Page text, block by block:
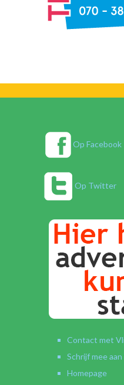
Op Facebook
Op Twitter
Contact met
Schrijf mee
Homepage